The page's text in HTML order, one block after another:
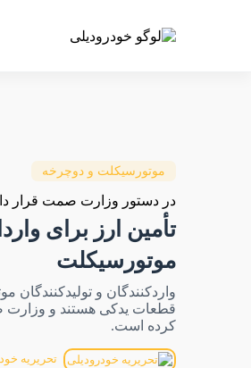
موتورسیکلت و دوچرخه
در دستور وزارت صمت قرار
تأمین ارز برای
موتورسیکلت
واردکنندگان و
قطعات یدکی هستند و وزارت
کرده است.
تحریریه